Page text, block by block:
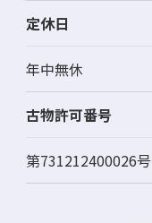
定休日
年中無休
古物許可番号
第731212400026号